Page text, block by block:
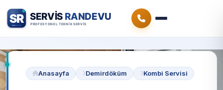
Anasayfa Demirdöküm Kombi Servisi